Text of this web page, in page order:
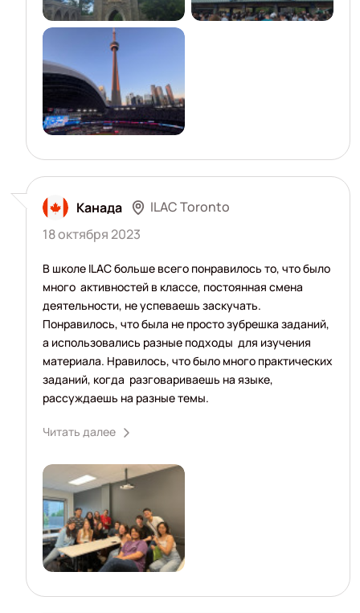
Канада
ILAC Toronto
18 октября 2023
В школе ILAC больше всего понравилось то, что было
много активностей в классе, постоянная смена
деятельности, не успеваешь заскучать.
Понравилось, что была не просто зубрешка заданий,
а использовались разные подходы для изучения
материала. Нравилось, что было много практических
заданий, когда разговариваешь на языке,
рассуждаешь на разные темы.
Читать далее